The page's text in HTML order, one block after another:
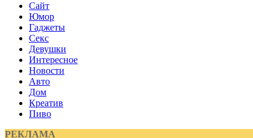
Сайт
Юмор
Гаджеты
Секс
Девушки
Интересное
Новости
Авто
Дом
Креатив
Пиво
РЕКЛАМА